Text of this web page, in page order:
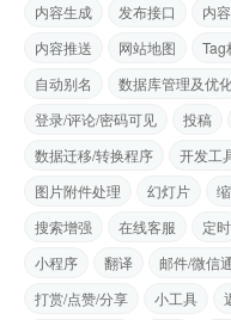
内容生成
发布接口 内
内容推送
网站地图 Tag
自动别名
数据库管理及优
登录/评论/密码可见
投稿
数据迁移/转换程序
开发工
图片附件处理
幻灯片
搜索增强
在线客服 定时
小程序
翻译 邮件/微信
打赏/点赞/分享
小工具